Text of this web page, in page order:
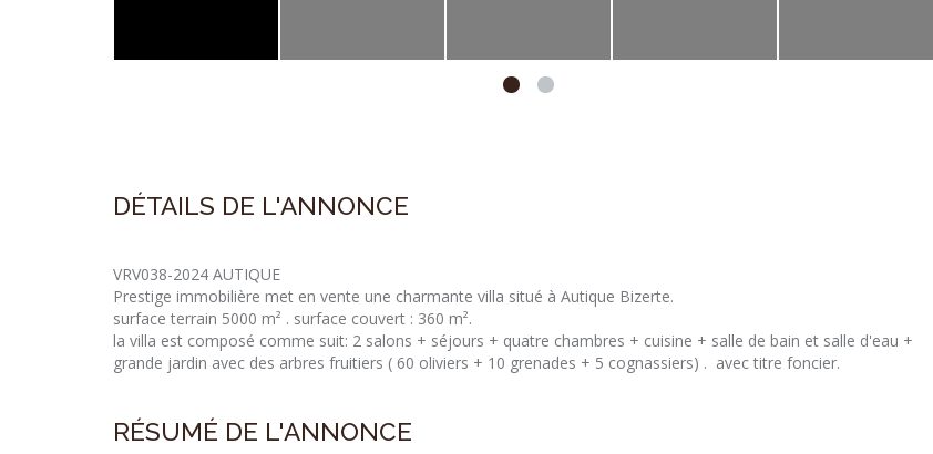
DÉTAILS DE L'ANNONCE
VRV038-2024 AUTIQUE
Prestige immobilière met en vente une charmante villa situé à Autique Bizerte.
surface terrain 5000 m² . surface couvert : 360 m².
la villa est composé comme suit: 2 salons + séjours + quatre chambres + cuisine + salle de bain et salle d'eau +
grande jardin avec des arbres fruitiers ( 60 oliviers + 10 grenades + 5 cognassiers) . avec titre foncier.
RÉSUMÉ DE L'ANNONCE